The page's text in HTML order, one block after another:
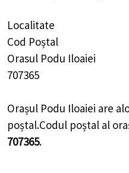
Localitate
Cod Poștal
Orasul Podu Iloaiei
707365
Orașul Podu Iloaiei are
poștal.Codul poștal al
707365.